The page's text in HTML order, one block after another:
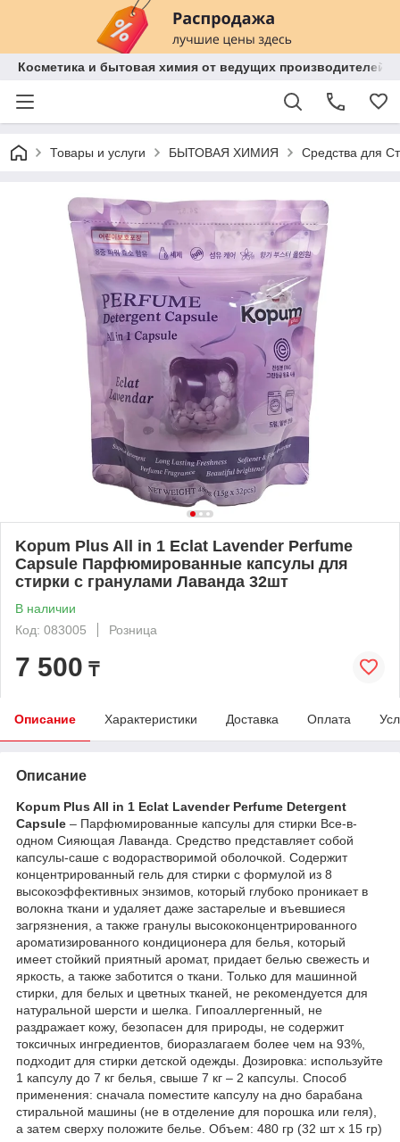
Косметика и бытовая химия от ведущих производителей
Товары и услуги БЫТОВАЯ ХИМИЯ Средства для
Kopum Plus All in 1 Eclat Lavender Perfume
Capsule Парфюмированные капсулы для
стирки с гранулами Лаванда 32шт
В наличии
Код: 083005
Розница
7 500 ₸
Описание Характеристики Доставка Оплата
Описание
Kopum Plus All in 1 Eclat Lavender Perfume Detergent
Capsule – Парфюмированные капсулы для стирки Все-в-
одном Сияющая Лаванда. Средство представляет собой
капсулы-саше с водорастворимой оболочкой. Содержит
концентрированный гель для стирки с формулой из 8
высокоэффективных энзимов, который глубоко проникает в
волокна ткани и удаляет даже застарелые и въевшиеся
загрязнения, а также гранулы высококонцентрированного
ароматизированного кондиционера для белья, который
имеет стойкий приятный аромат, придает белью свежесть и
яркость, а также заботится о ткани. Только для машинной
стирки, для белых и цветных тканей, не рекомендуется для
натуральной шерсти и шелка. Гипоаллергенный, не
раздражает кожу, безопасен для природы, не содержит
токсичных ингредиентов, биоразлагаем более чем на 93%,
подходит для стирки детской одежды. Дозировка: используйте
1 капсулу до 7 кг белья, свыше 7 кг – 2 капсулы. Способ
применения: сначала поместите капсулу на дно барабана
стиральной машины (не в отделение для порошка или геля),
а затем сверху положите белье. Объем: 480 гр (32 шт х 15 гр)